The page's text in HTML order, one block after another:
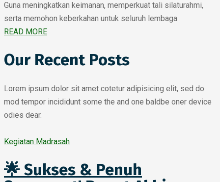
Guna meningkatkan keimanan, memperkuat tali silaturahmi,
serta memohon keberkahan untuk seluruh lembaga
READ MORE
Our Recent Posts
Lorem ipsum dolor sit amet cotetur adipisicing elit, sed do
mod tempor incididunt some the and one baldbe oner device
odies dear.
Kegiatan Madrasah
🌟 Sukses & Penuh